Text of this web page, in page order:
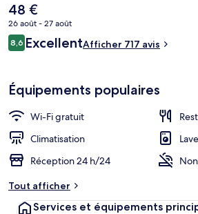
Le
prix
actuel
est
48 €
26 août - 27 août
Avis
voyageurs
8,68,6 sur 10
ExcellentAfficher 717 avis
Équipements populaires
Wi-Fi gratuit
Climatisation
Réception 24 h/24
Tout afficher
Services et équipements